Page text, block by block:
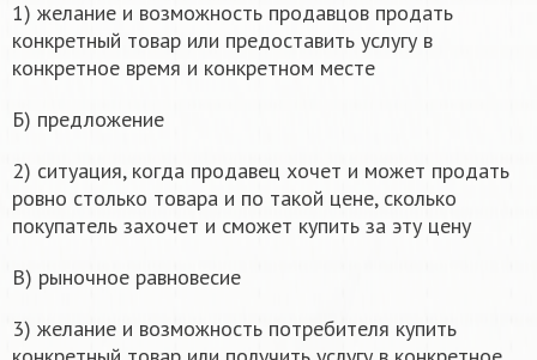
1) желание и возможность продавцов продать
конкретный товар или предоставить услугу в
конкретное время и конкретном месте
Б) предложение
2) ситуация, когда продавец хочет и может продать
ровно столько товара и по такой цене, сколько
покупатель захочет и сможет купить за эту цену
В) рыночное равновесие
3) желание и возможность потребителя купить